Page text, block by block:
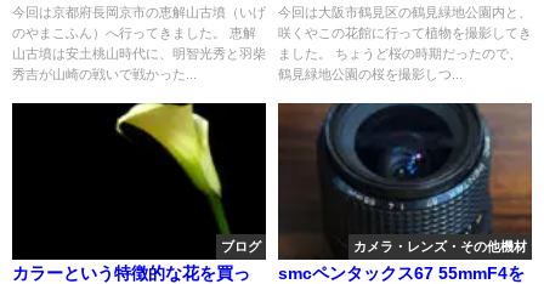
た
今回は京都府長岡京市の恵解山古墳（いげ
のやまこふん）へ行ってきました。 恵解
山古墳は安土桃山時代に、明智光秀と羽柴
秀吉が山崎の戦いで戦かった...
今回は大阪市鶴見区の鶴見緑地公園内と、
咲くやこの花館に行って植物を撮影してき
ました。 ちょうど桜の時期だったので、
鶴見緑地公園の桜を撮影しつ...
ブログ
カラーという特徴的な花を買っ
カメラ・レンズ・その他機材
smcペンタックス67 55mmF4を